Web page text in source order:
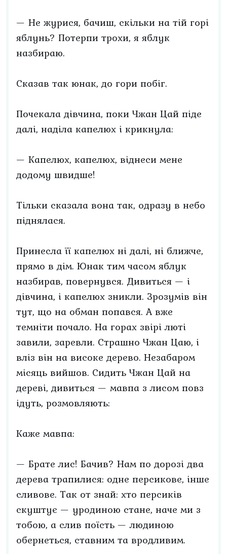
— Не журися, бачиш, скільки на тій горі
яблунь? Потерпи трохи, я яблук
назбираю.
Сказав так юнак, до гори побіг.
Почекала дівчина, поки Чжан Цай піде
далі, наділа капелюх і крикнула:
— Капелюх, капелюх, віднеси мене
додому швидше!
Тільки сказала вона так, одразу в небо
піднялася.
Принесла її капелюх ні далі, ні ближче,
прямо в дім. Юнак тим часом яблук
назбирав, повернувся. Дивиться — і
дівчина, і капелюх зникли. Зрозумів він
тут, що на обман попався. А вже
темніти почало. На горах звірі люті
завили, заревли. Страшно Чжан Цаю, і
вліз він на високе дерево. Незабаром
місяць вийшов. Сидить Чжан Цай на
дереві, дивиться — мавпа з лисом повз
ідуть, розмовляють:
Каже мавпа:
— Брате лис! Бачив? Нам по дорозі два
дерева трапилися: одне персикове, інше
сливове. Так от знай: хто персиків
скуштує — уродиною стане, наче ми з
тобою, а слив поїсть — людиною
обернеться, ставним та вродливим.